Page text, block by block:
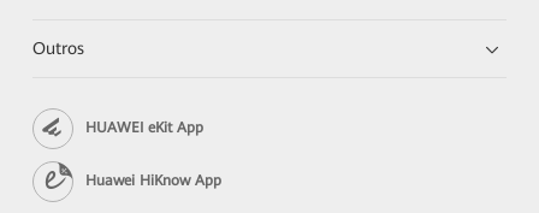
Outros
HUAWEI eKit App
Huawei HiKnow App